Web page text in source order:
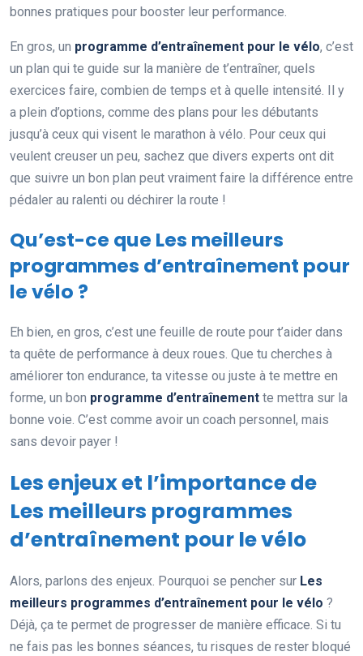
bonnes pratiques pour booster leur performance.
En gros, un programme d’entraînement pour le vélo, c’est
un plan qui te guide sur la manière de t’entraîner, quels
exercices faire, combien de temps et à quelle intensité. Il y
a plein d’options, comme des plans pour les débutants
jusqu’à ceux qui visent le marathon à vélo. Pour ceux qui
veulent creuser un peu, sachez que divers experts ont dit
que suivre un bon plan peut vraiment faire la différence entre
pédaler au ralenti ou déchirer la route !
Qu’est-ce que Les meilleurs
programmes d’entraînement pour
le vélo ?
Eh bien, en gros, c’est une feuille de route pour t’aider dans
ta quête de performance à deux roues. Que tu cherches à
améliorer ton endurance, ta vitesse ou juste à te mettre en
forme, un bon programme d’entraînement te mettra sur la
bonne voie. C’est comme avoir un coach personnel, mais
sans devoir payer !
Les enjeux et l’importance de
Les meilleurs programmes
d’entraînement pour le vélo
Alors, parlons des enjeux. Pourquoi se pencher sur Les
meilleurs programmes d’entraînement pour le vélo ?
Déjà, ça te permet de progresser de manière efficace. Si tu
ne fais pas les bonnes séances, tu risques de rester bloqué